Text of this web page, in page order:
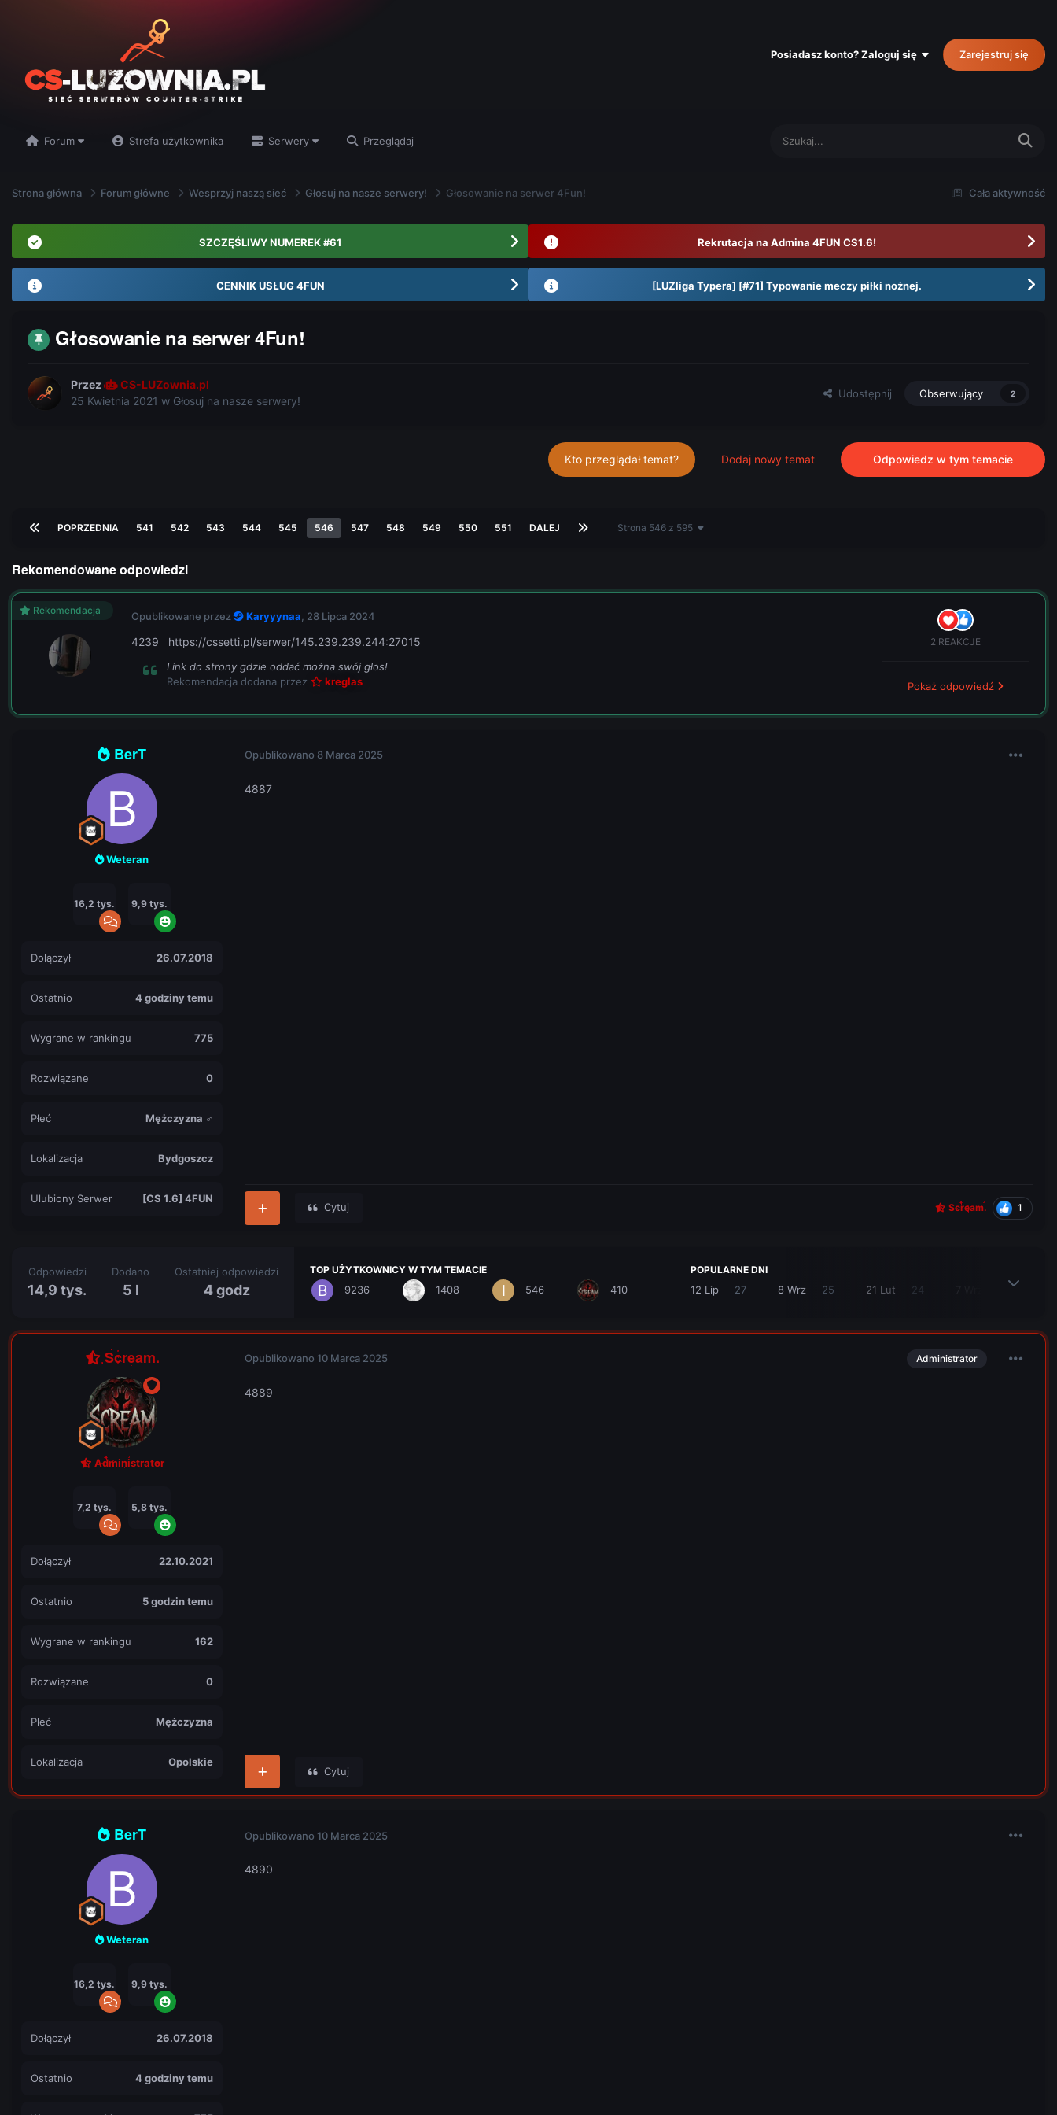
Posiadasz konto? Zaloguj się Zarejestruj się
Forum Strefa użytkownika Serwery Przeglądaj
Cała aktywność
Strona główna Forum główne Wesprzyj naszą sieć Głosuj na nasze serwery! Głosowanie na serwer 4Fun!
SZCZĘŚLIWY NUMEREK #61 Rekrutacja na Admina 4FUN CS1.6!
CENNIK USŁUG 4FUN [LUZliga Typera] [#71] Typowanie meczy piłki nożnej.
Głosowanie na serwer 4Fun!
Przez
CS-LUZownia.pl
25 Kwietnia 2021 w Głosuj na nasze serwery!
Udostępnij Obserwujący 2
Odpowiedz w tym temacie
Dodaj nowy temat
Kto przeglądał temat?
POPRZEDNIA 541 542 543 544 545 546 547 548 549 550 551 DALEJ Strona 546 z 595
Rekomendowane odpowiedzi
Rekomendacja Opublikowane przez Karyyynaa 28 Lipca 2024
4239 https://cssetti.pl/serwer/145.239.239.244:27015
Link do strony gdzie oddać można swój głos!
Rekomendacja dodana przez
kreglas
2 REAKCJE
Pokaż odpowiedź
BerT
Weteran
16,2 tys. 9,9 tys.
Dołączył 26.07.2018
Ostatnio 4 godziny temu
Wygrane w rankingu 775
Rozwiązane 0
Płeć Mężczyzna ♂
Lokalizacja Bydgoszcz
Ulubiony Serwer [CS 1.6] 4FUN
Opublikowano 8 Marca 2025
4887
Scream. 1
Cytuj
Odpowiedzi
14,9 tys.
Dodano
5 l
Ostatniej odpowiedzi
4 godz
TOP UŻYTKOWNICY W TYM TEMACIE
9236 1408 546 410
POPULARNE DNI
12 Lip 27 8 Wrz 25 21 Lut 24
Scream.
Administrator
7,2 tys. 5,8 tys.
Dołączył 22.10.2021
Ostatnio 5 godzin temu
Wygrane w rankingu 162
Rozwiązane 0
Płeć Mężczyzna
Lokalizacja Opolskie
Administrator
Opublikowano 10 Marca 2025
4889
Cytuj
BerT
Weteran
16,2 tys. 9,9 tys.
Dołączył 26.07.2018
Ostatnio 4 godziny temu
Opublikowano 10 Marca 2025
4890